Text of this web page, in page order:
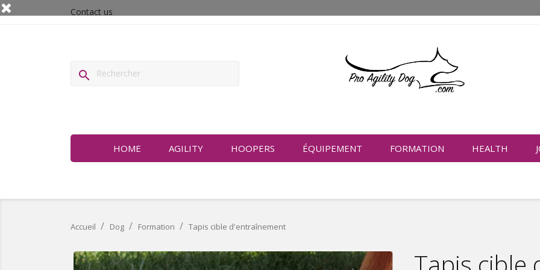
Contact us

HOME AGILITY HOOPERS ÉQUIPEMENT FORMATION HEALTH
Accueil Dog Formation Tapis cible d'entraînement